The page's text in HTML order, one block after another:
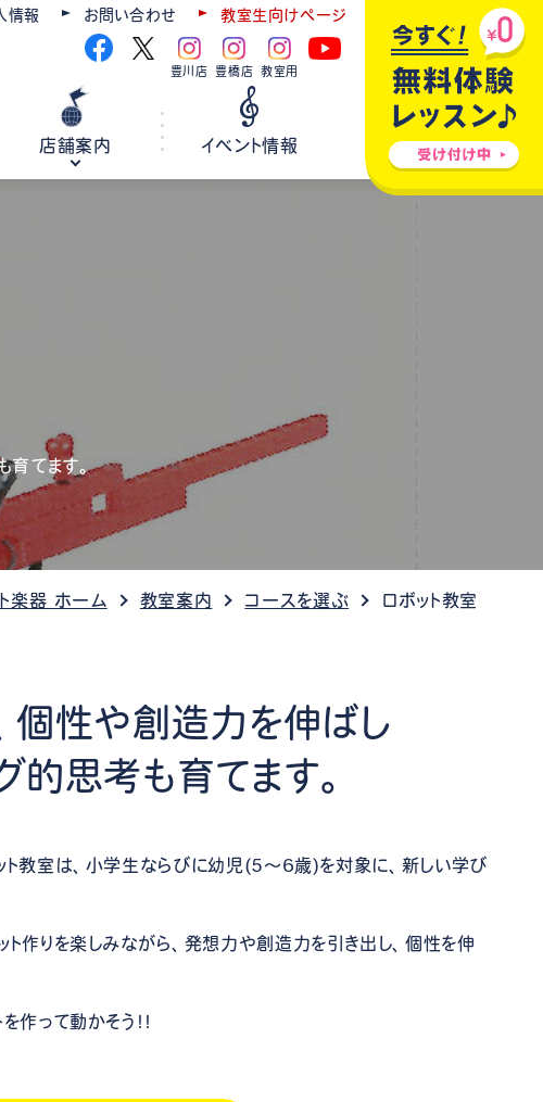
情報 お問い合わせ 教室生向けページ
豊川店 豊橋店 教室用
チケット情報
店舗案内 イベント情報
育てます。
楽器 ホーム 教室案内 コースを選ぶ ロボット教室
個性や創造力を伸ばし
的思考も育てます。
ト教室は、小学生ならびに幼児(5～6歳)を対象に、新しい学び
作りを楽しみながら、発想力や創造力を引き出し、個性を伸
作って動かそう！！